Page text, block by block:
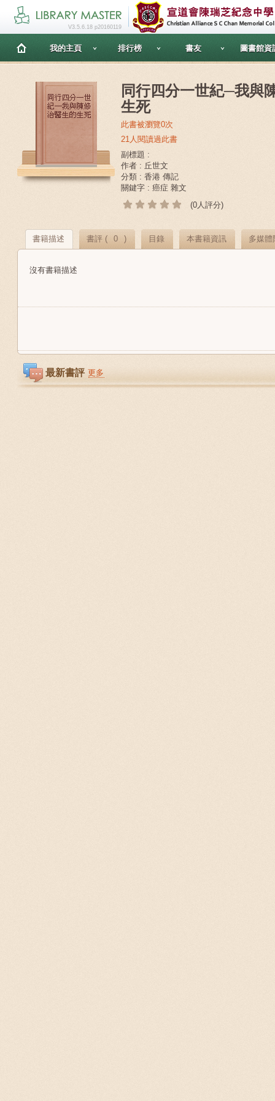
V3.5.6.18 p20160119
我的主頁 排行榜 書友 圖書館資
同行四分一世紀─我與
生死
此書被瀏覽0次
21人閱讀過此書
副標題 :
作者 : 丘世文
分類 : 香港 傳記
關鍵字 : 癌症 雜文
(0人評分)
書籍描述 書評 ( 0 ) 目錄 本書籍資訊 多媒體
沒有書籍描述
最新書評 更多